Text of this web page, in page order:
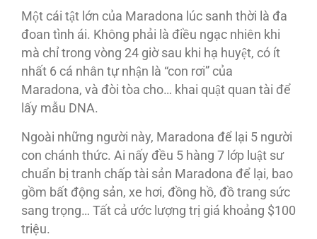
Một cái tật lớn của Maradona lúc sanh thời là đa
đoan tình ái. Không phải là điều ngạc nhiên khi
mà chỉ trong vòng 24 giờ sau khi hạ huyệt, có ít
nhất 6 cá nhân tự nhận là “con rơi” của
Maradona, và đòi tòa cho… khai quật quan tài để
lấy mẫu DNA.
Ngoài những người này, Maradona để lại 5 người
con chánh thức. Ai nấy đều 5 hàng 7 lớp luật sư
chuẩn bị tranh chấp tài sản Maradona để lại, bao
gồm bất động sản, xe hơi, đồng hồ, đồ trang sức
sang trọng… Tất cả ước lượng trị giá khoảng $100
triệu.